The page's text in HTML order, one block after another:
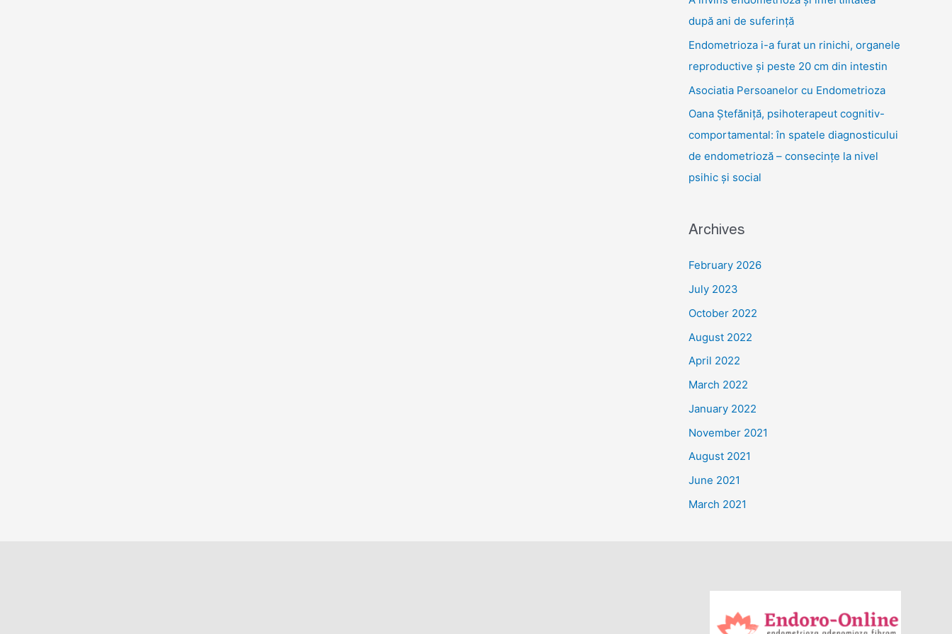
după ani de suferință
Endometrioza i-a furat un rinichi, organele
reproductive și peste 20 cm din intestin
Asociatia Persoanelor cu Endometrioza
Oana Ștefăniță, psihoterapeut cognitiv-
comportamental: în spatele diagnosticului
de endometrioză – consecințe la nivel
psihic și social
Archives
February 2026
July 2023
October 2022
August 2022
April 2022
March 2022
January 2022
November 2021
August 2021
June 2021
March 2021